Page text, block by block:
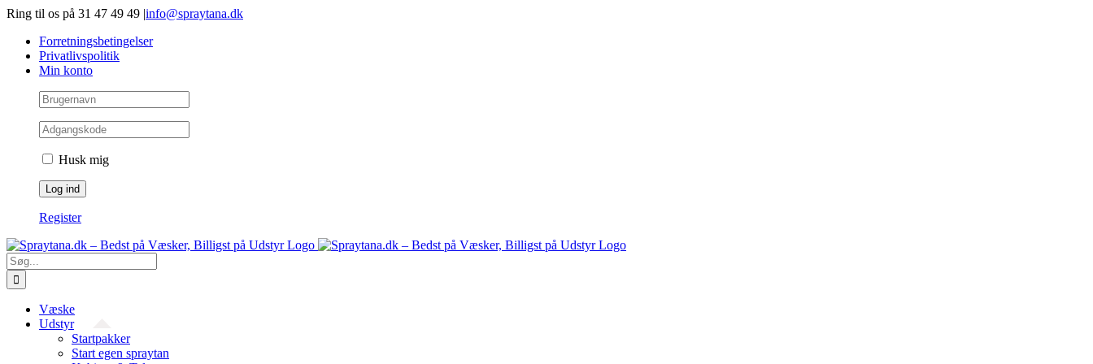
Gå
indhold
Ring til os på 31 47 49 49 |info@spraytana.dk
Forretningsbetingelser
Privatlivspolitik
Min konto
Husk mig
Register
Søg
efter:
Væske
Udstyr
Startpakker
Start egen spraytan